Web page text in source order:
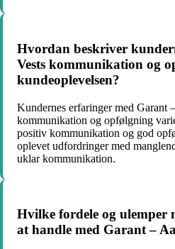
Hvordan beskriver
Vests kommunikation og
kundeoplevelsen?
Kundernes erfaringer med Garant
kommunikation og opfølgning
positiv kommunikation og god
oplevet udfordringer med
uklar kommunikation.
Hvilke fordele og ulemper
at handle med Garant –